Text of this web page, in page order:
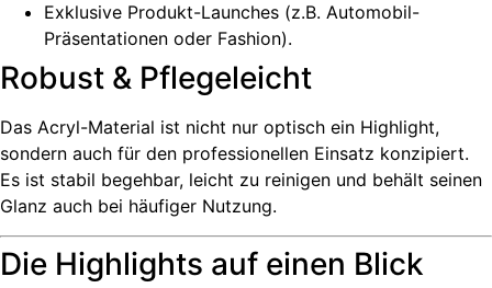
Exklusive Produkt-Launches (z.B. Automobil-
Präsentationen oder Fashion).
Robust & Pflegeleicht
Das Acryl-Material ist nicht nur optisch ein Highlight,
sondern auch für den professionellen Einsatz konzipiert.
Es ist stabil begehbar, leicht zu reinigen und behält seinen
Glanz auch bei häufiger Nutzung.
Die Highlights auf einen Blick